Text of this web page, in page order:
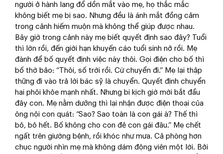
người ở hành lang đổ dồn mắt vào mẹ, họ thắc mắc
không biết mẹ bị sao. Nhưng đều là ánh mắt đồng cảm
trong cảnh hiếm muộn mà không thể giúp được nhau.
Bây giờ trong cảnh này mẹ biết quyết định sao đây? Tuổi
thì lớn rồi, đến giới hạn khuyến cáo tuổi sinh nở rồi. Mẹ
đành để bố quyết định việc này thôi. Gọi điện cho bố thì
bố thờ bảo: “Thôi, số trời rồi. Cứ chuyển đi.” Mẹ lại thập
thững đi vào trả lời bác sỹ là chuyển. Quyết định chuyển
hai phôi khỏe mạnh nhất. Nhưng bi kịch giờ mới bắt đầu
đây con. Mẹ nằm dưỡng thì lại nhận được điện thoại của
ông nội con quát: “Sao? Sao toàn là con gái à? Thế thì
bỏ, bỏ hết. Bố không cho con đẻ con gái đâu.” Mẹ chết
ngất trên giường bệnh, rồi khóc như mưa. Cả phòng hơn
chục người nhìn mẹ mà không dám động viên một lời. Bởi